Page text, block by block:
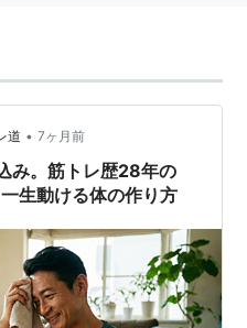
道 • 7ヶ月前
み。筋トレ歴28年の
生動ける体の作り方